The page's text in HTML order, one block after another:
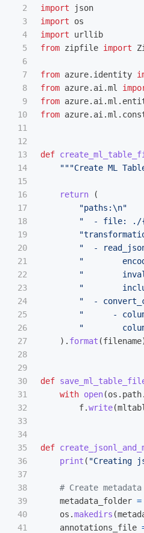
2
3
4
5
6
7
8
9
10
11
12
13
14
15
16
17
18
19
20
21
22
23
24
25
26
27
28
29
30
31
32
33
34
35
36
37
38
39
40
41
import
json
import
os
import
urllib
from zipfile import
from azure.identity
from azure.ai.ml
from
from
def
"""Create ML
return
(
"paths:\n"
"
- file: ./
"
"
-
"
"
"
"
-
"
-
"
). format (filename
def
with open(os . path.
f.write(
def
print ( "Creating
metadata_folder =
os .makedirs (
annotations_file